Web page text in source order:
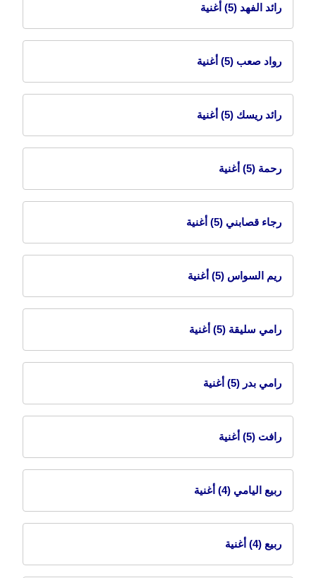
رائد الفهد (5) أغنية
رواد صعب (5) أغنية
رائد ريسك (5) أغنية
رحمة (5) أغنية
رجاء قصابني (5) أغنية
ريم السواس (5) أغنية
رامي سليقة (5) أغنية
رامي بدر (5) أغنية
رافت (5) أغنية
ربيع اليامي (4) أغنية
ربيع (4) أغنية